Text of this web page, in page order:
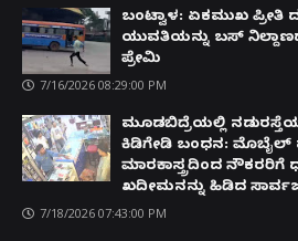
ಬಂಟ್ವಾಳ: ಏಕಮುಖ ಪ್ರೀತಿ
ಯುವತಿಯನ್ನು ಬಸ್
ಪ್ರೇಮಿ
7/16/2026 08:29:00 PM
ಮೂಡಬಿದ್ರೆಯಲ್ಲಿ
ಕಿಡಿಗೇಡಿ ಬಂಧನ: ಮೊಬೈಲ್
ಮಾರಕಾಸ್ತ್ರದಿಂದ ನೌಕರರಿಗೆ
ಖದೀಮನನ್ನು ಹಿಡಿದ
7/18/2026 07:43:00 PM